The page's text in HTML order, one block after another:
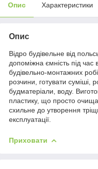
Опис Характеристики
Опис
Відро будівельне від
допоміжна ємність під час
будівельно-монтажних
розчини, готувати суміші,
будматеріали, воду.
пластику, що просто
схильне до утворення
експлуатації.
Приховати